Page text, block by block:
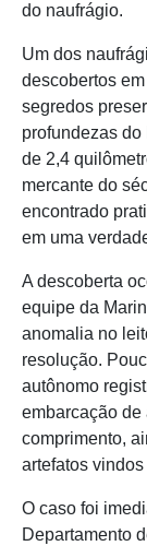
do naufrágio.
Um dos
descobertos
segredos
profundezas
de 2,4
mercante do
encontrado
em uma
A descoberta
equipe da
anomalia no
resolução.
autônomo
embarcação de
comprimento,
artefatos
O caso foi
Departamento